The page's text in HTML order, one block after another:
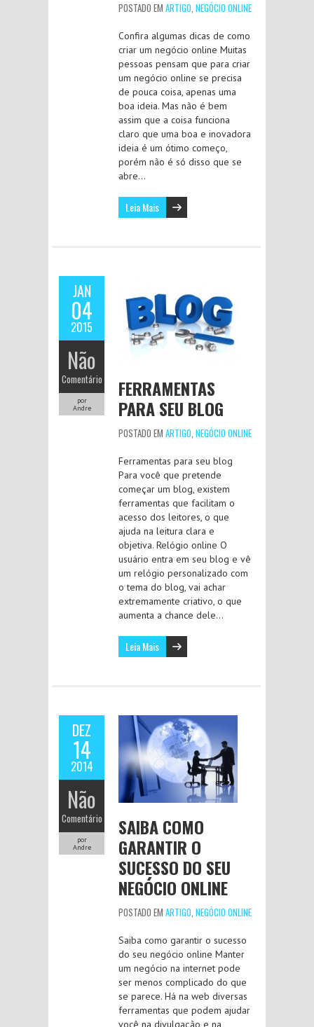
POSTADO EM ARTIGO, NEGÓCIO ONLINE
Confira algumas dicas de como
criar um negócio online Muitas
pessoas pensam que para criar
um negócio online se precisa
de pouca coisa, apenas uma
boa ideia. Mas não é bem
assim que a coisa funciona
claro que uma boa e inovadora
ideia é um ótimo começo,
porém não é só disso que se
abre…
Leia Mais
JAN
04
2015
Não
Comentário
por
Andre
FERRAMENTAS
PARA SEU BLOG
POSTADO EM ARTIGO NEGÓCIO ONLINE
Ferramentas para seu blog
Para você que pretende
começar um blog, existem
ferramentas que facilitam o
acesso dos leitores, o que
ajuda na leitura clara e
objetiva. Relógio online O
usuário entra em seu blog e vê
um relógio personalizado com
o tema do blog, vai achar
extremamente criativo, o que
aumenta a chance dele…
Leia Mais
DEZ
14
2014
Não
Comentário
por
Andre
SAIBA COMO
GARANTIR O
SUCESSO DO SEU
NEGÓCIO ONLINE
POSTADO EM ARTIGO NEGÓCIO ONLINE
Saiba como garantir o sucesso
do seu negócio online Manter
um negócio na internet pode
ser menos complicado do que
se parece. Há na web diversas
ferramentas que podem ajudar
você na divulgação e na